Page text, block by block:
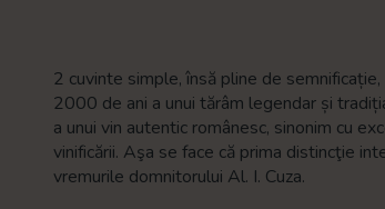
2 cuvinte simple, însă pline de
2000 de ani a unui tărâm legendar și
a unui vin autentic românesc, sinonim cu
vinificării. Aşa se face că prima distincţie
vremurile domnitorului Al. I. Cuza.